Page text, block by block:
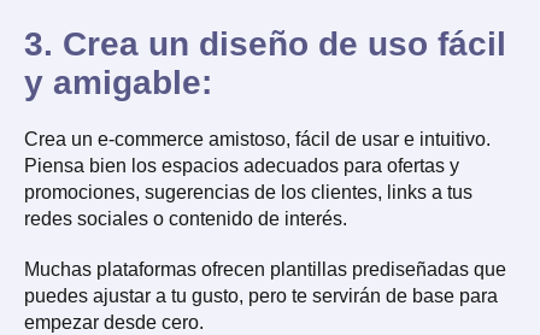
3. Crea un diseño de uso fácil
y amigable:
Crea un e-commerce amistoso, fácil de usar e intuitivo.
Piensa bien los espacios adecuados para ofertas y
promociones, sugerencias de los clientes, links a tus
redes sociales o contenido de interés.
Muchas plataformas ofrecen plantillas prediseñadas que
puedes ajustar a tu gusto, pero te servirán de base para
empezar desde cero.